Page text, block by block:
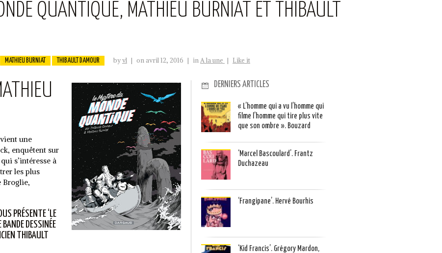
QUANTIQUE, MATHIEU BURNIAT ET THIBAULT
MATHIEU BURNIAT THIBAULT DAMOUR byvl | on avril 12, 2016 | inA la une | Like it
une
enquêtent sur
s’intéresse à
les plus
Broglie,
PRÉSENTE ‘LE
DESSINÉE
THIBAULT
DERNIERS ARTICLES
« L’homme qui a vu l’homme qui
filme l’homme qui tire plus vite
que son ombre ». Bouzard
‘Marcel Bascoulard’. Frantz
Duchazeau
‘Frangipane’. Hervé Bourhis
‘Kid Francis’. Grégory Mardon,